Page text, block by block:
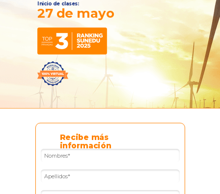
Inicio de clases:
27 de mayo
Recibe más
información